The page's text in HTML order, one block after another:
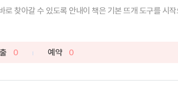
로 찾아갈 수 있도록 안내이 책은 기본 뜨개 도구를 시
0 예약 0